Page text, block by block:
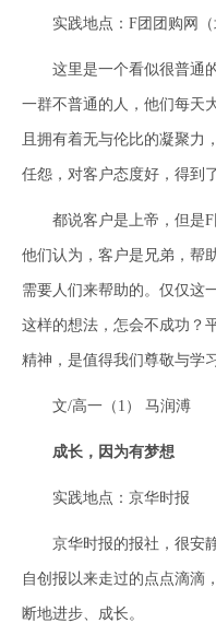
实践地点：F团团购网（
这里是一个看似很普通的
一群不普通的人，他们每天
且拥有着无与伦比的凝聚力
任怨，对客户态度好，得到
都说客户是上帝，但是F
他们认为，客户是兄弟，帮
需要人们来帮助的。仅仅这
这样的想法，怎会不成功？
精神，是值得我们尊敬与学
文/高一（1） 马润溥
成长，因为有梦想
实践地点：京华时报
京华时报的报社，很安静
自创报以来走过的点点滴滴
断地进步、成长。